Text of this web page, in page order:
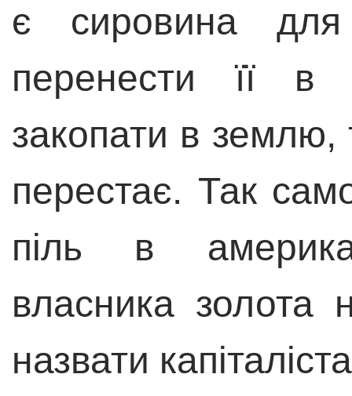
є сировина
перенести її
закопати в землю,
перестає. Так
піль в
власника
назвати